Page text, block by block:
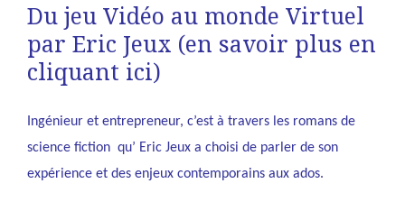
Du jeu Vidéo au monde Virtuel
par Eric Jeux (en savoir plus en
cliquant ici)
Ingénieur et entrepreneur, c’est à travers les romans de
science fiction qu’ Eric Jeux a choisi de parler de son
expérience et des enjeux contemporains aux ados.